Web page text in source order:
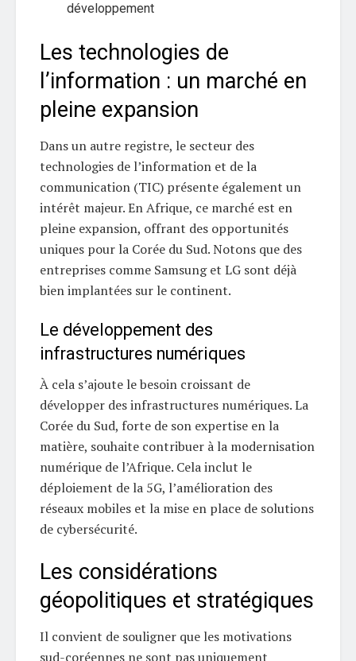
développement
Les technologies de
l’information : un marché en
pleine expansion
Dans un autre registre, le secteur des
technologies de l’information et de la
communication (TIC) présente également un
intérêt majeur. En Afrique, ce marché est en
pleine expansion, offrant des opportunités
uniques pour la Corée du Sud. Notons que des
entreprises comme Samsung et LG sont déjà
bien implantées sur le continent.
Le développement des
infrastructures numériques
À cela s’ajoute le besoin croissant de
développer des infrastructures numériques. La
Corée du Sud, forte de son expertise en la
matière, souhaite contribuer à la modernisation
numérique de l’Afrique. Cela inclut le
déploiement de la 5G, l’amélioration des
réseaux mobiles et la mise en place de solutions
de cybersécurité.
Les considérations
géopolitiques et stratégiques
Il convient de souligner que les motivations
sud-coréennes ne sont pas uniquement